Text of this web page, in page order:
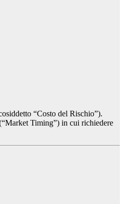
“Costo del Rischio”).
Timing”) in cui richiedere